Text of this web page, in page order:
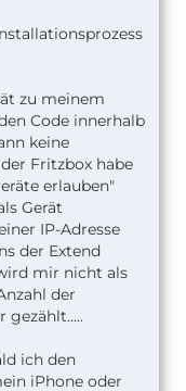
zu meinem
Code innerhalb
keine
Fritzbox habe
erlauben"
Gerät
IP-Adresse
der Extend
mir nicht als
der
gezählt.....
ich den
iPhone oder